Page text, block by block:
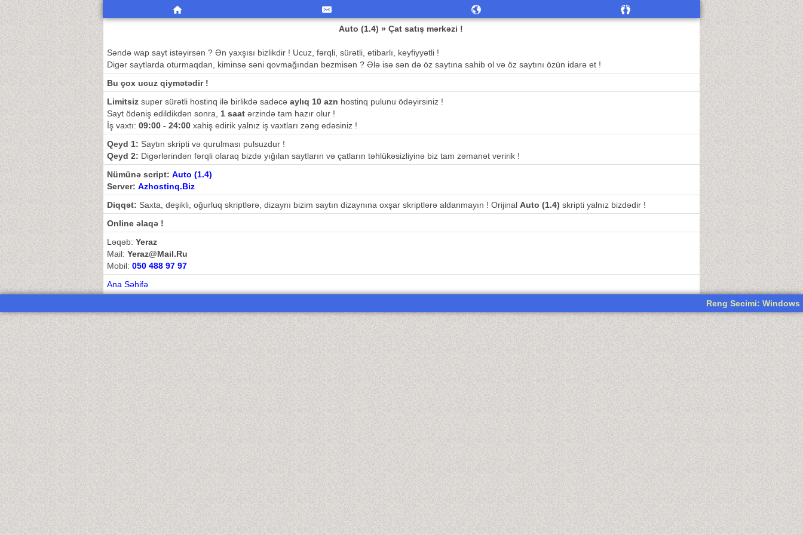
Auto (1.4) » Çat satış mərkəzi !
Səndə wap sayt istəyirsən ? Ən yaxşısı bizlikdir ! Ucuz, fərqli, sürətli, etibarlı, keyfiyyətli !
Digər saytlarda oturmaqdan, kiminsə səni qovmağından bezmisən ? Ələ isə sən də öz saytına sahib ol və öz saytını özün idarə et !
Bu çox ucuz qiymətədir !
Limitsiz super sürətli hostinq ilə birlikdə sadəcə aylıq 10 azn hostinq pulunu ödəyirsiniz !
Sayt ödəniş edildikdən sonra, 1 saat ərzində tam hazır olur !
İş vaxtı: 09:00 - 24:00 xahiş edirik yalnız iş vaxtları zəng edəsiniz !
Qeyd 1: Saytın skripti və qurulması pulsuzdur !
Qeyd 2: Digərlərindən fərqli olaraq bizdə yığılan saytların və çatların təhlükəsizliyinə biz tam zəmanət veririk !
Nümünə script: Auto (1.4)
Server: Azhostinq.Biz
Diqqət: Saxta, deşikli, oğurluq skriptlərə, dizaynı bizim saytın dizaynına oxşar skriptlərə aldanmayın ! Orijinal Auto (1.4) skripti yalnız bizdədir !
Online əlaqə !
Ləqəb: Yeraz
Mail: Yeraz@Mail.Ru
Mobil: 050 488 97 97
Ana Səhifə
Reng Secimi: Windows